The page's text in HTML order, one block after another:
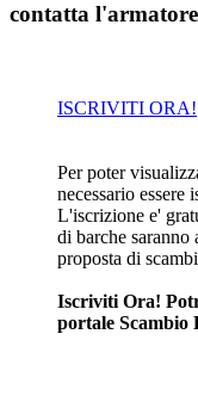
contatta l'armatore
ISCRIVITI ORA!
Per poter
necessario essere
L'iscrizione e'
di barche saranno
proposta di
Iscriviti Ora!
portale Scambio